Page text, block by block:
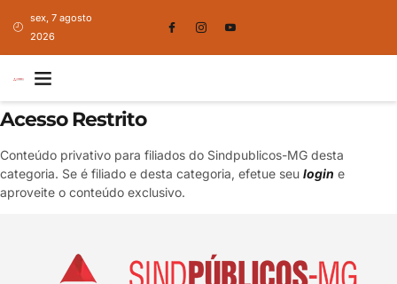
sex, 7 agosto
2026
Acesso Restrito
Conteúdo privativo para filiados do Sindpublicos-MG desta
categoria. Se é filiado e desta categoria, efetue seu login e
aproveite o conteúdo exclusivo.